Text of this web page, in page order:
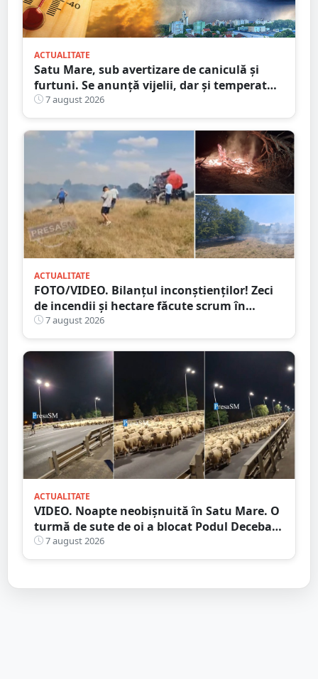
ACTUALITATE
Satu Mare, sub avertizare de caniculă și
furtuni. Se anunță vijelii, dar și temperaturi
ridicate. Avertizarea ANM
7 august 2026
ACTUALITATE
FOTO/VIDEO. Bilanțul inconștienților! Zeci
de incendii și hectare făcute scrum în
județul Satu Mare
7 august 2026
ACTUALITATE
VIDEO. Noapte neobișnuită în Satu Mare. O
turmă de sute de oi a blocat Podul Decebal.
Gest de apreciat al ciobanului
7 august 2026